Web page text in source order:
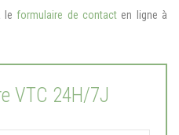
le formulaire de contact en ligne à
VTC 24H/7J